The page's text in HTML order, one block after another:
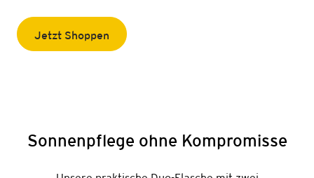
Jetzt Shoppen
Sonnenpflege ohne Kompromisse